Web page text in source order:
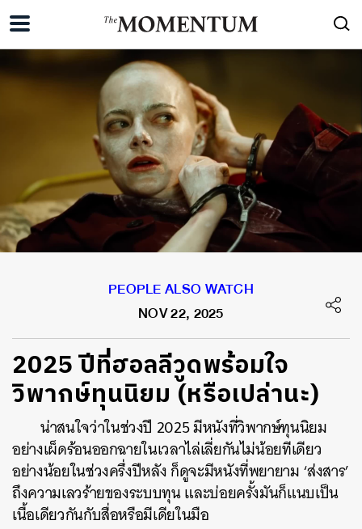
PEOPLE ALSO WATCH
NOV 22, 2025
2025 ปีที่ฮอลลีวูดพร้อมใจ
วิพากษ์ทุนนิยม (หรือเปล่านะ)
น่าสนใจว่าในช่วงปี 2025 มีหนังที่วิพากษ์ทุนนิยม
อย่างเผ็ดร้อนออกฉายในเวลาไล่เลี่ยกันไม่น้อยทีเดียว
อย่างน้อยในช่วงครึ่งปีหลัง ก็ดูจะมีหนังที่พยายาม ‘ส่งสาร’
ถึงความเลวร้ายของระบบทุน และบ่อยครั้งมันก็แนบเป็น
เนื้อเดียวกันกับสื่อหรือมีเดียในมือ